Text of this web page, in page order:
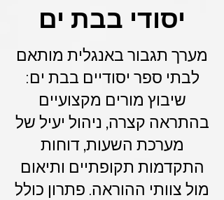
יסודי בבת ים
מערך תגבור באנגלית מותאם
לבתי ספר יסודיים בבת ים:
שיבוץ מורים מקצועיים
בהתראה קצרה, ניהול יעיל של
מערכת השעות, דוחות
התקדמות תקופתיים ותיאום
מול צוותי ההוראה. פתרון כולל